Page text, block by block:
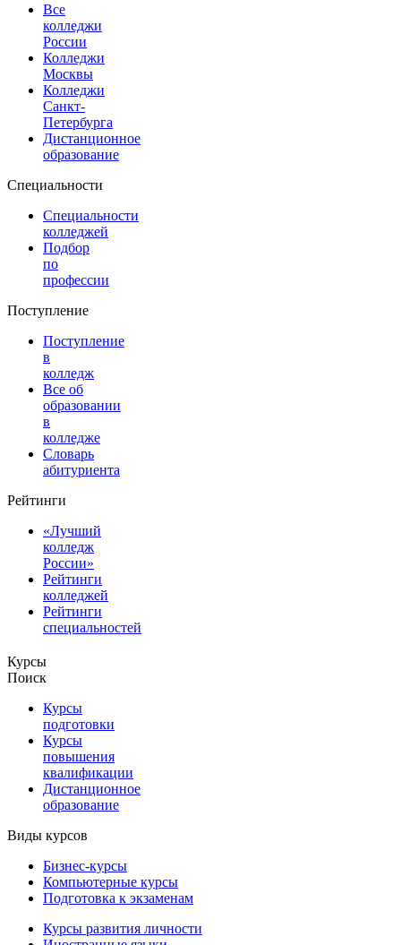
Все
колледжи
России
Колледжи
Москвы
Колледжи
Санкт-
Петербурга
Дистанционное
образование
Специальности
Специальности
колледжей
Подбор
по
профессии
Поступление
Поступление
в
колледж
Все об
образовании
в
колледже
Словарь
абитуриента
Рейтинги
«Лучший
колледж
России»
Рейтинги
колледжей
Рейтинги
специальностей
Курсы
Поиск
Курсы
подготовки
Курсы
повышения
квалификации
Дистанционное
образование
Виды курсов
Бизнес-курсы
Компьютерные курсы
Подготовка к экзаменам
Курсы развития личности